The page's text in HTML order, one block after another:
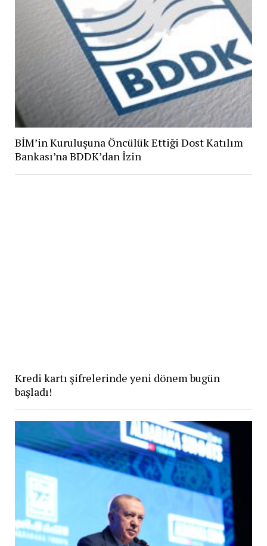
BİM’in Kuruluşuna Öncülük Ettiği Dost Katılım
Bankası’na BDDK’dan İzin
Kredi kartı şifrelerinde yeni dönem bugün
başladı!